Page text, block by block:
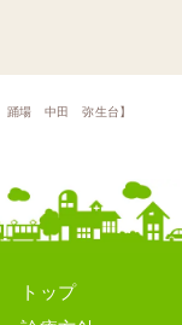
踊場 中田 弥生台】
トップ